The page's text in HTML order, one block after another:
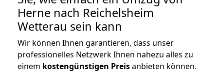
Herne nach Reichelsheim
Wetterau sein kann
Wir können Ihnen garantieren, dass unser
professionelles Netzwerk Ihnen nahezu alles zu
einem kostengünstigen Preisanbieten können.